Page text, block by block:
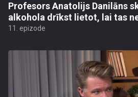
Profesors Anatolijs Danilāns
alkohola drīkst lietot, lai tas
11. epizode